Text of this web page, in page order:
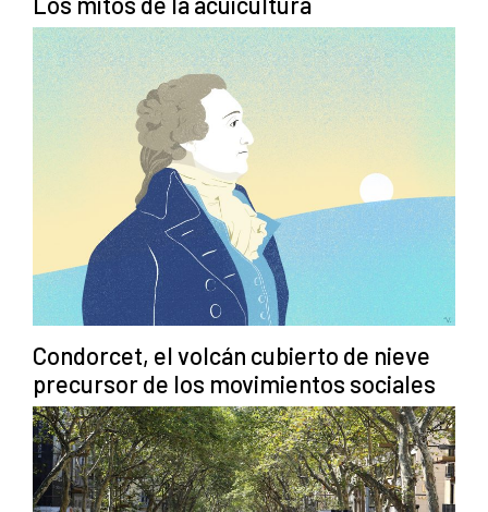
Condorcet, el volcán cubierto de nieve
precursor de los movimientos sociales